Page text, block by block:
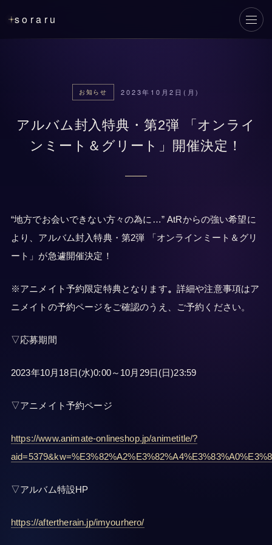
soraru
メニ
お知らせ 2023年10月2日(月)
アルバム封入特典・第2弾 「オンライ
ンミート＆グリート」開催決定！
“地方でお会いできない方々の為に…” AtRからの強い希望に
より、アルバム封入特典・第2弾 「オンラインミート＆グリ
ート」が急遽開催決定！
※アニメイト予約限定特典となります。 詳細や注意事項はア
ニメイトの予約ページをご確認のうえ、ご予約ください。
▽応募期間
2023年10月18日(水)0:00～10月29日(日)23:59
▽アニメイト予約ページ
https://www.animate-onlineshop.jp/animetitle/?
▽アルバム特設HP
https://aftertherain.jp/imyourhero/